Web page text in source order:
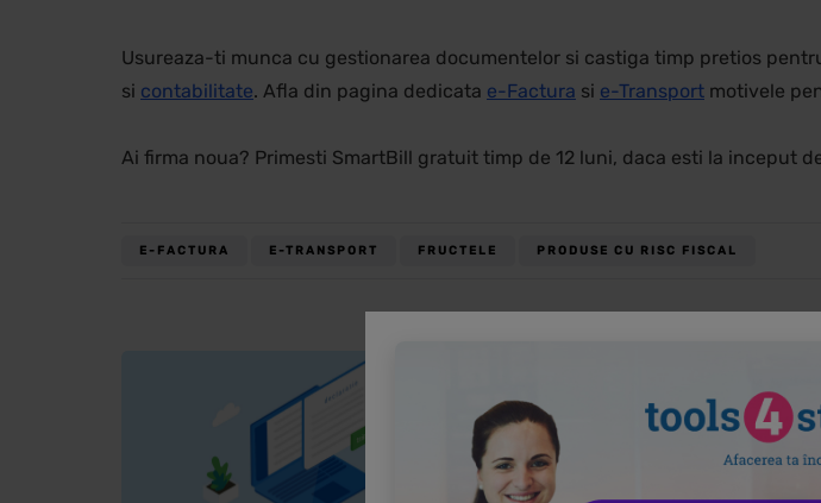
Usureaza-ti munca cu gestionarea documentelor si castiga timp pretios
si contabilitate. Afla din pagina dedicata e-Factura si e-Transport motivele
Ai firma noua? Primesti SmartBill gratuit timp de 12 luni, daca esti la inceput
E-FACTURA E-TRANSPORT FRUCTELE PRODUSE CU RISC FISCAL
pentru antreprenori in
anul 2023: plata
taxelor, calcul
bonificatii, declaratii